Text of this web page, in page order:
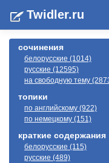
Twidler.ru
сочинения
белорусские (1014)
русские (12595)
на свободную тему
топики
по английскому (922)
по немецкому (151)
краткие содержания
белорусские (115)
русские (489)